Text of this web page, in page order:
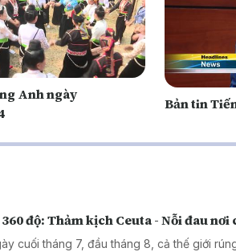
Anh ngày
Bản tin
độ: Thảm kịch Ceuta - Nỗi đau nơi
cuối tháng 7, đầu tháng 8, cả thế giới